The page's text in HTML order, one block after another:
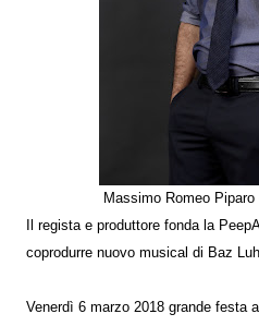
Massimo Romeo
Il regista e produttore fonda la
coprodurre nuovo musical di Baz
Venerdì 6 marzo 2018 grande festa